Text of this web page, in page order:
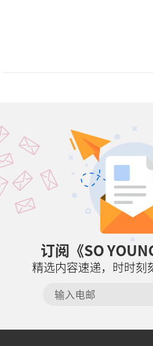
订阅《SO
精选内容速递，时时刻